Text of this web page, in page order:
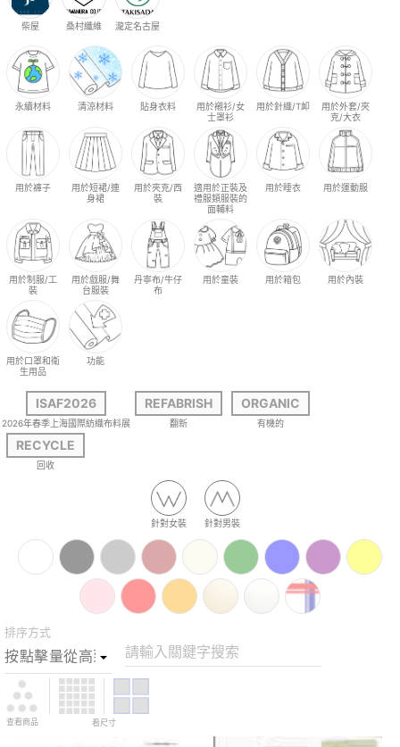
柴屋 桑村纖維 瀧定名古屋
永續材料 清涼材料 貼身衣料
用於襯衫/女
士罩衫
用於針織/T卹
用於外套/夾
克/大衣
用於褲子
用於短裙/連
身裙
用於夾克/西
裝
適用於正裝及
禮服類服裝的
面輔料
用於睡衣 用於運動服
用於制服/工
裝
用於戲服/舞
台服裝
丹寧布/牛仔
布
用於童裝 用於箱包 用於內裝
用於口罩和衛
生用品
功能
ISAF2026
2026年春季上海國際紡織布料展
REFABRISH
翻新
ORGANIC
有機的
RECYCLE
回收
針對女裝 針對男裝
排序方式
請輸入關鍵字搜索
查看商品 看尺寸